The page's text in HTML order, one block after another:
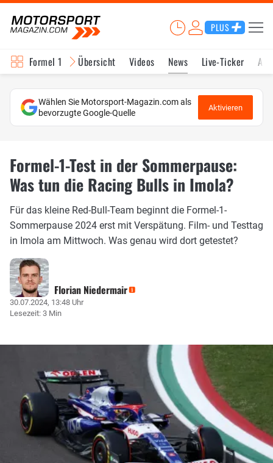
PLUS
Formel 1 Übersicht Videos News Live-Ticker
Wählen Sie Motorsport-Magazin.com als
bevorzugte Google-Quelle
Aktivieren
Formel-1-Test in der Sommerpause:
Was tun die Racing Bulls in Imola?
Für das kleine Red-Bull-Team beginnt die Formel-1-
Sommerpause 2024 erst mit Verspätung. Film- und Testtag
in Imola am Mittwoch. Was genau wird dort getestet?
Florian Niedermair
30.07.2024, 13:48 Uhr
Lesezeit: 3 Min